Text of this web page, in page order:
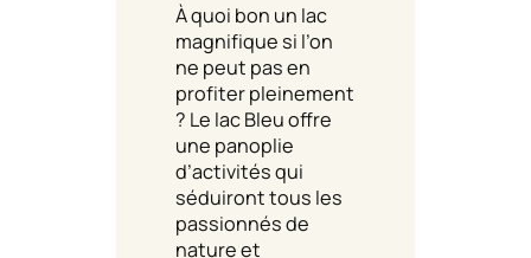
À quoi bon un lac
magnifique si l’on
ne peut pas en
profiter pleinement
? Le lac Bleu offre
une panoplie
d’activités qui
séduiront tous les
passionnés de
nature et